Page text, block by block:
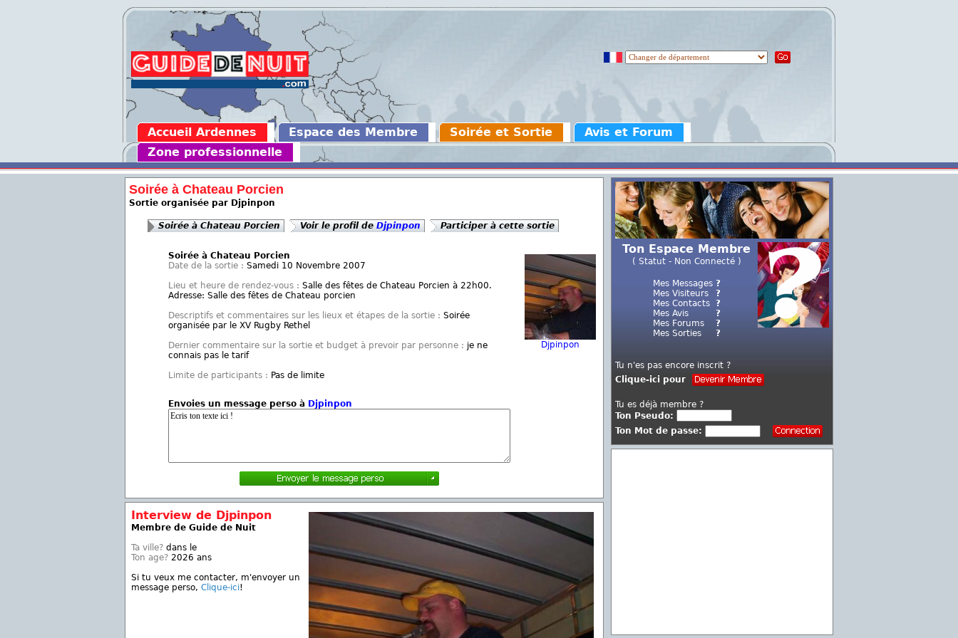
Accueil Ardennes Espace des Membre Soirée et Sortie
Avis et Forum
Zone professionnelle
Soirée à Chateau Porcien
Sortie organisée par Djpinpon
Soirée à Chateau Porcien Voir le profil de Djpinpon Participer à cette sortie
Djpinpon
Soirée à Chateau Porcien
Date de la sortie : Samedi 10 Novembre 2007
Lieu et heure de rendez-vous : Salle des fêtes de Chateau Porcien à 22h00.
Adresse: Salle des fêtes de Chateau porcien
Descriptifs et commentaires sur les lieux et étapes de la sortie : Soirée
organisée par le XV Rugby Rethel
Dernier commentaire sur la sortie et budget à prevoir par personne : je ne
connais pas le tarif
Limite de participants : Pas de limite
Envoies un message perso à Djpinpon
Interview de Djpinpon
Membre de Guide de Nuit
Ta ville? dans le
Ton age? 2026 ans
Si tu veux me contacter, m'envoyer un
message perso, Clique-ici!
Ton Espace Membre
( Statut - Non Connecté )
Mes Messages
Mes Visiteurs
Mes Contacts
Mes Avis
Mes Forums
Mes Sorties
?
?
?
?
?
?
Tu n'es pas encore inscrit ?
Clique-ici pour
Tu es déjà membre ?
Ton Pseudo:
Ton Mot de passe: